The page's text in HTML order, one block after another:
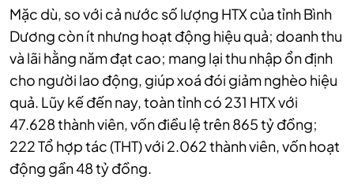
Mặc dù, so với cả nước số lượng HTX của tỉnh Bình
Dương còn ít nhưng hoạt động hiệu quả; doanh thu
và lãi hằng năm đạt cao; mang lại thu nhập ổn định
cho người lao động, giúp xoá đói giảm nghèo hiệu
quả. Lũy kế đến nay, toàn tỉnh có 231 HTX với
47.628 thành viên, vốn điều lệ trên 865 tỷ đồng;
222 Tổ hợp tác (THT) với 2.062 thành viên, vốn hoạt
động gần 48 tỷ đồng.